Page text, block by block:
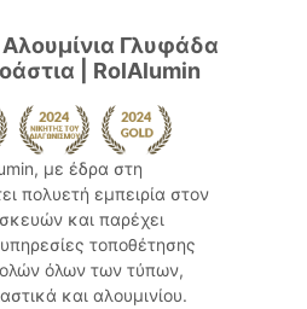
Αλουμίνια Γλυφάδα
| RolAlumin
με έδρα στη
πολυετή εμπειρία στον
και παρέχει
τοποθέτησης
όλων των τύπων,
και αλουμινίου.